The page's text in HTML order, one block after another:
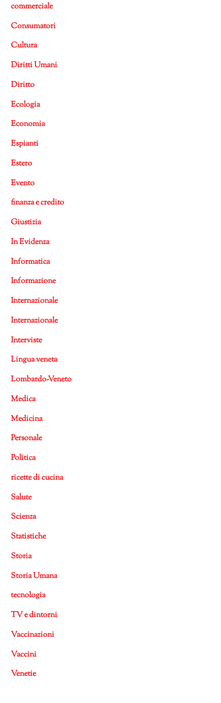
commerciale
Consumatori
Cultura
Diritti Umani
Diritto
Ecologia
Economia
Espianti
Estero
Evento
finanza e credito
Giustizia
In Evidenza
Informatica
Informazione
Internazionale
Internazionale
Interviste
Lingua veneta
Lombardo-Veneto
Medica
Medicina
Personale
Politica
ricette di cucina
Salute
Scienza
Statistiche
Storia
Storia Umana
tecnologia
TV e dintorni
Vaccinazioni
Vaccini
Venetie